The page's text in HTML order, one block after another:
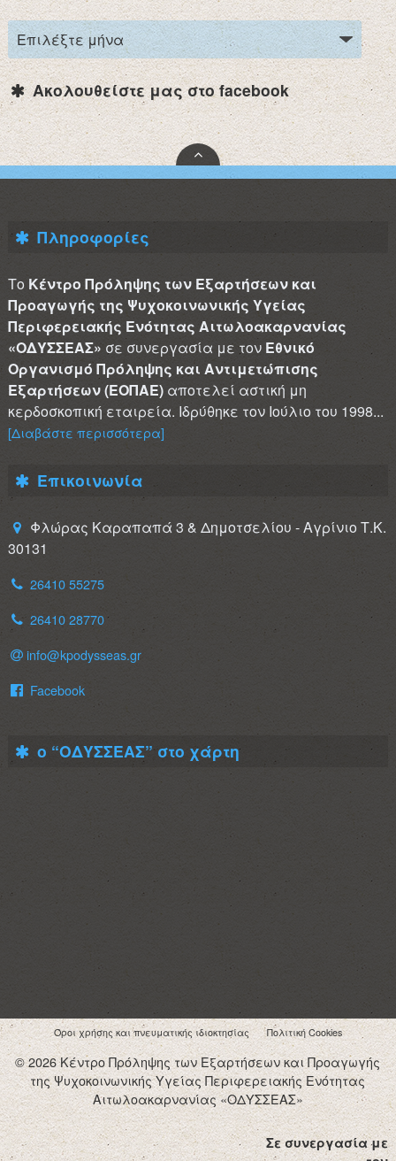
Ακολουθείστε μας στο facebook
Πληροφορίες
Το Κέντρο Πρόληψης των Εξαρτήσεων και
Προαγωγής της Ψυχοκοινωνικής Υγείας
Περιφερειακής Ενότητας Αιτωλοακαρνανίας
«ΟΔΥΣΣΕΑΣ» σε συνεργασία με τον Εθνικό
Οργανισμό Πρόληψης και Αντιμετώπισης
Εξαρτήσεων (ΕΟΠΑΕ)αποτελεί αστική μη
κερδοσκοπική εταιρεία. Ιδρύθηκε τον Ιούλιο του 1998...
[Διαβάστε περισσότερα]
Επικοινωνία
Φλώρας Καραπαπά 3 & Δημοτσελίου - Αγρίνιο Τ.Κ.
30131
26410 55275
26410 28770
info@kpodysseas.gr
Facebook
ο “ΟΔΥΣΣΕΑΣ” στο χάρτη
Όροι χρήσης και πνευματικής ιδιοκτησίας Πολιτική Cookies
© 2026 Κέντρο Πρόληψης των Εξαρτήσεων και Προαγωγής
της Ψυχοκοινωνικής Υγείας Περιφερειακής Ενότητας
Αιτωλοακαρνανίας «ΟΔΥΣΣΕΑΣ»
Σε συνεργασία με